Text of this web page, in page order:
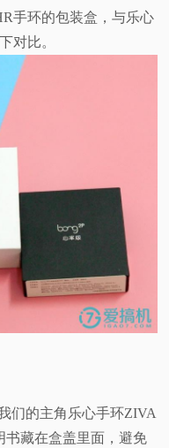
手环的包装盒，与乐心
对比。
们的主角乐心手环ZIVA
书藏在盒盖里面，避免